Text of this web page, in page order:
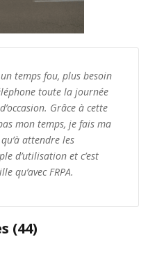
temps fou, plus besoin
toute la journée
Grâce à cette
mon temps, je fais ma
attendre les
d’utilisation et c’est
qu’avec FRPA.
(44)